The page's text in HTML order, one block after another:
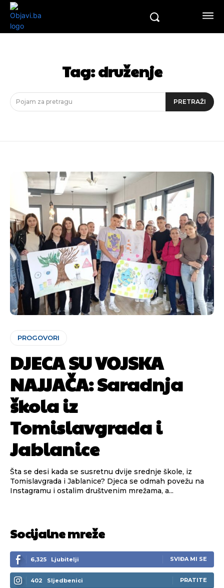
Tag:druženje
Pojam za pretragu PRETRAŽI
PROGOVORI
DJECA SU VOJSKA
NAJJAČA: Saradnja
škola iz
Tomislavgrada i
Jablanice
Šta se desi kada se susretnu dvije srednje škole, iz
Tomislavgrada i Jablanice? Djeca se odmah povežu na
Instagramu i ostalim društvenim mrežama, a...
Socijalne mreže
6,325 Ljubitelji SVIĐA MI SE
402 Sljedbenici PRATITE